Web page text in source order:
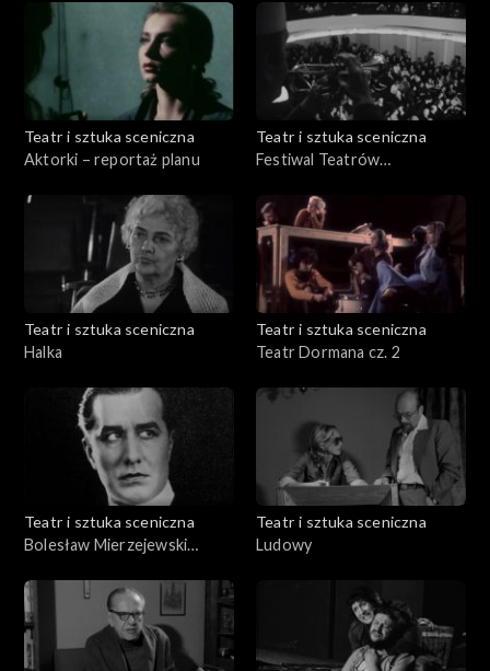
Teatr i sztuka sceniczna
Aktorki – reportaż planu
Teatr i sztuka sceniczna
Festiwal Teatrów
Socjalistycznych
Teatr i sztuka sceniczna
Halka
Teatr i sztuka sceniczna
Teatr Dormana cz. 2
Teatr i sztuka sceniczna
Bolesław Mierzejewski
Teatr i sztuka sceniczna
Ludowy